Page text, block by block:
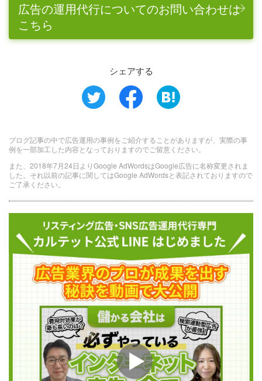
広告の運用代行についてのお問い合わせは
こちら
シェアする
ブログ記事の中で広告運用の事例をご紹介することがありますが、実際の事
例を一部加工した内容となっておりますのでご留意ください。
また、2018年7月24日よりGoogle AdWordsはGoogle広告に名称変更されま
した。それ以前の記事に関してはGoogle AdWordsと表記されておりますので
ご了承ください。